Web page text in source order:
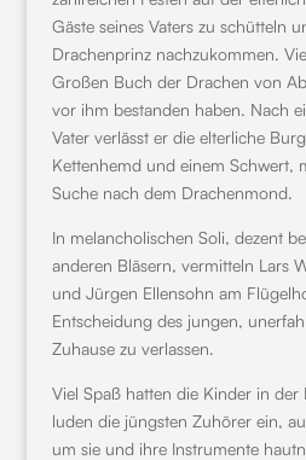
Gäste seines Vaters zu schütteln
Drachenprinz nachzukommen.
Großen Buch der Drachen von
vor ihm bestanden haben. Nach
Vater verlässt er die elterliche
Kettenhemd und einem Schwert,
Suche nach dem Drachenmond.
In melancholischen Soli, dezent
anderen Bläsern, vermitteln Lars
und Jürgen Ellensohn am
Entscheidung des jungen,
Zuhause zu verlassen.
Viel Spaß hatten die Kinder in der
luden die jüngsten Zuhörer ein,
um sie und ihre Instrumente